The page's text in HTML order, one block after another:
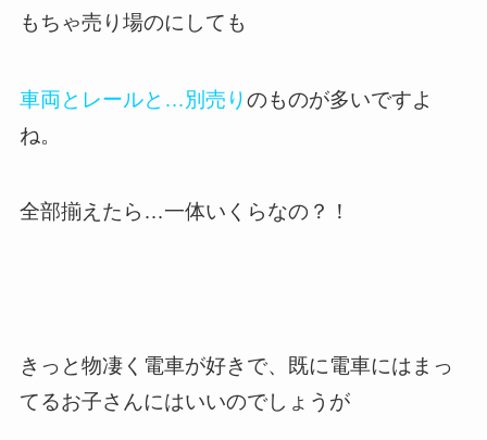
もちゃ売り場のにしても
車両とレールと…別売りのものが多いですよ
ね。
全部揃えたら…一体いくらなの？！
きっと物凄く電車が好きで、既に電車にはまっ
てるお子さんにはいいのでしょうが